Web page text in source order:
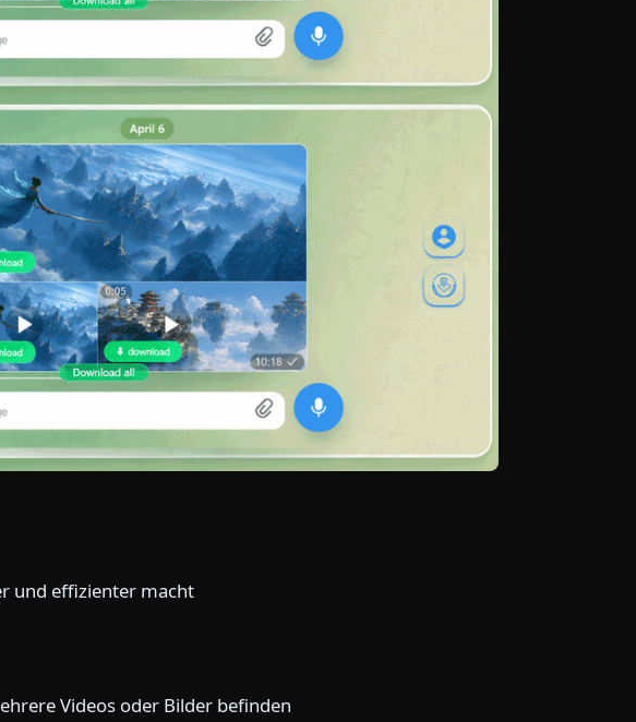
und effizienter macht
Videos oder Bilder befinden